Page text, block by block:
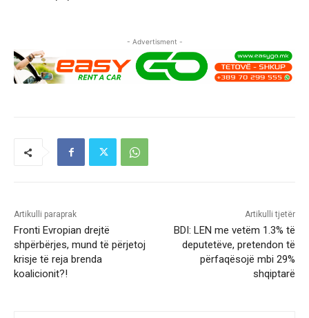
- Advertisment -
Artikulli paraprak
Fronti Evropian drejtë
shpërbërjes, mund të përjetoj
krisje të reja brenda
koalicionit?!
Artikulli tjetër
BDI: LEN me vetëm 1.3% të
deputetëve, pretendon të
përfaqësojë mbi 29%
shqiptarë